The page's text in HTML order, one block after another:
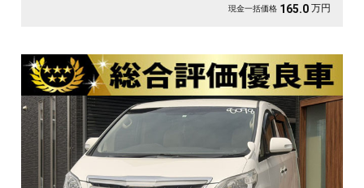
現金一括価格 165.0 万円